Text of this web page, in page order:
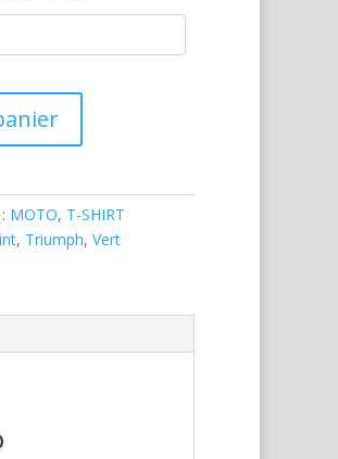
MOTO, T-SHIRT
, Triumph,Vert